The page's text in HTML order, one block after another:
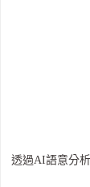
透過AI語意分